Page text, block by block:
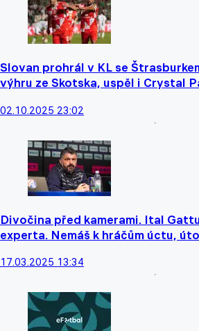
Slovan prohrál v KL se
výhru ze Skotska, uspěl i Crystal
02.10.2025 23:02
Divočina před kamerami. Ital
experta. Nemáš k hráčům úctu,
17.03.2025 13:34